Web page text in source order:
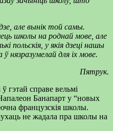
але вынік той самы.
школы на роднай мове, але
польскія, у якія дзеці нашы
нязразумелай для іх мове.
Пятрук.
гэтай справе вельмі
Банапарт у “новых
французскія школы.
не жадала пра школы на